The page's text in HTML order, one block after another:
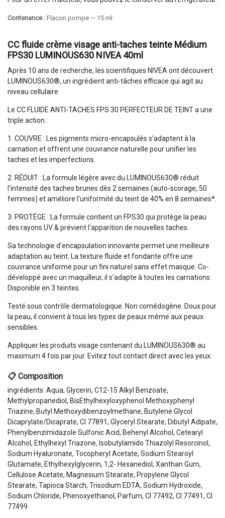
Contenance : Flacon pompe — 15 ml
CC fluide crème visage anti-taches teinte Médium
FPS30 LUMINOUS630 NIVEA 40ml
Après 10 ans de recherche, les scientifiques NIVEA ont découvert
LUMINOUS630®, un ingrédient anti-tâches efficace qui agit au
niveau cellulaire
Le CC FLUIDE ANTI-TACHES FPS 30 PERFECTEUR DE TEINT a une
triple action :
1. COUVRE : Les pigments micro-encapsulés s'adaptent à la
carnation et offrent une couvrance naturelle pour unifier les
taches et les imperfections.
2. RÉDUIT : La formule légère avec du LUMINOUS630® réduit
l'intensité des taches brunes dès 2 semaines (auto-scorage, 50
femmes) et améliore l'uniformité du teint de 40% en 8 semaines*.
3. PROTÈGE : La formule contient un FPS30 qui protège la peau
des rayons UV & prévient l'apparition de nouvelles taches.
Sa technologie d'encapsulation innovante permet une meilleure
adaptation au teint. La texture fluide et fondante offre une
couvrance uniforme pour un fini naturel sans effet masque. Co-
développé avec un maquilleur, il s'adapte à toutes les carnations.
Disponible en 3 teintes.
Testé sous contrôle dermatologique. Non comédogène. Doux pour
la peau, il convient à tous les types de peaux même aux peaux
sensibles.
Appliquer les produits visage contenant du LUMINOUS630® au
maximum 4 fois par jour. Evitez tout contact direct avec les yeux.
📋 Composition
ingrédients: Aqua, Glycerin, C12-15 Alkyl Benzoate,
Methylpropanediol, BisEthylhexyloxyphenol Methoxyphenyl
Triazine, Butyl Methoxydibenzoylmethane, Butylene Glycol
Dicaprylate/Dicaprate, CI 77891, Glyceryl Stearate, Dibutyl Adipate,
Phenylbenzimidazole Sulfonic Acid, Behenyl Alcohol, Cetearyl
Alcohol, Ethylhexyl Triazone, Isobutylamido Thiazolyl Resorcinol,
Sodium Hyaluronate, Tocopheryl Acetate, Sodium Stearoyl
Glutamate, Ethylhexylglycerin, 1,2- Hexanediol, Xanthan Gum,
Cellulose Acetate, Magnesium Stearate, Propylene Glycol
Stearate, Tapioca Starch, Trisodium EDTA, Sodium Hydroxide,
Sodium Chloride, Phenoxyethanol, Parfum, CI 77492, CI 77491, CI
77499